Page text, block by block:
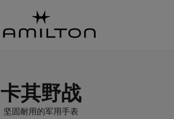
卡其野战
坚固耐用的军用手表